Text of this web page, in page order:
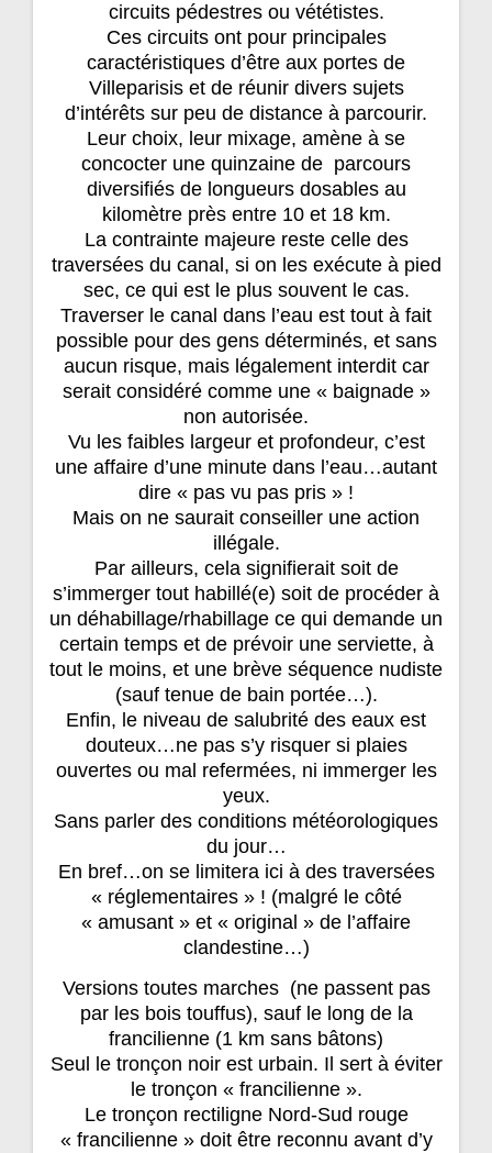
circuits pédestres ou vététistes.
Ces circuits ont pour principales
caractéristiques d’être aux portes de
Villeparisis et de réunir divers sujets
d’intérêts sur peu de distance à parcourir.
Leur choix, leur mixage, amène à se
concocter une quinzaine de parcours
diversifiés de longueurs dosables au
kilomètre près entre 10 et 18 km.
La contrainte majeure reste celle des
traversées du canal, si on les exécute à pied
sec, ce qui est le plus souvent le cas.
Traverser le canal dans l’eau est tout à fait
possible pour des gens déterminés, et sans
aucun risque, mais légalement interdit car
serait considéré comme une « baignade »
non autorisée.
Vu les faibles largeur et profondeur, c’est
une affaire d’une minute dans l’eau…autant
dire « pas vu pas pris » !
Mais on ne saurait conseiller une action
illégale.
Par ailleurs, cela signifierait soit de
s’immerger tout habillé(e) soit de procéder à
un déhabillage/rhabillage ce qui demande un
certain temps et de prévoir une serviette, à
tout le moins, et une brève séquence nudiste
(sauf tenue de bain portée…).
Enfin, le niveau de salubrité des eaux est
douteux…ne pas s’y risquer si plaies
ouvertes ou mal refermées, ni immerger les
yeux.
Sans parler des conditions météorologiques
du jour…
En bref…on se limitera ici à des traversées
« réglementaires » ! (malgré le côté
« amusant » et « original » de l’affaire
clandestine…)
Versions toutes marches (ne passent pas
par les bois touffus), sauf le long de la
francilienne (1 km sans bâtons)
Seul le tronçon noir est urbain. Il sert à éviter
le tronçon « francilienne ».
Le tronçon rectiligne Nord-Sud rouge
« francilienne » doit être reconnu avant d’y